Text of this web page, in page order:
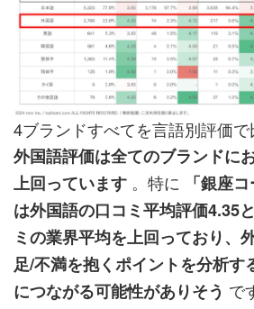
4ブランドすべてを言語別評価で
外国語評価は全てのブランドに
上回っています 。特に
「銀座
は外国語の口コミ平均評価4.35
ミの業界平均を上回っており、
足/不満を抱くポイントを分析す
につながる可能性がありそう で